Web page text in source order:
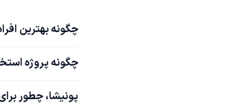
چگونه بهترین
چگونه پروژه
پونیشا، چطور